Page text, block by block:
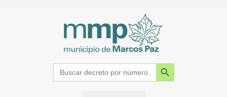
Search
for:
Search Button